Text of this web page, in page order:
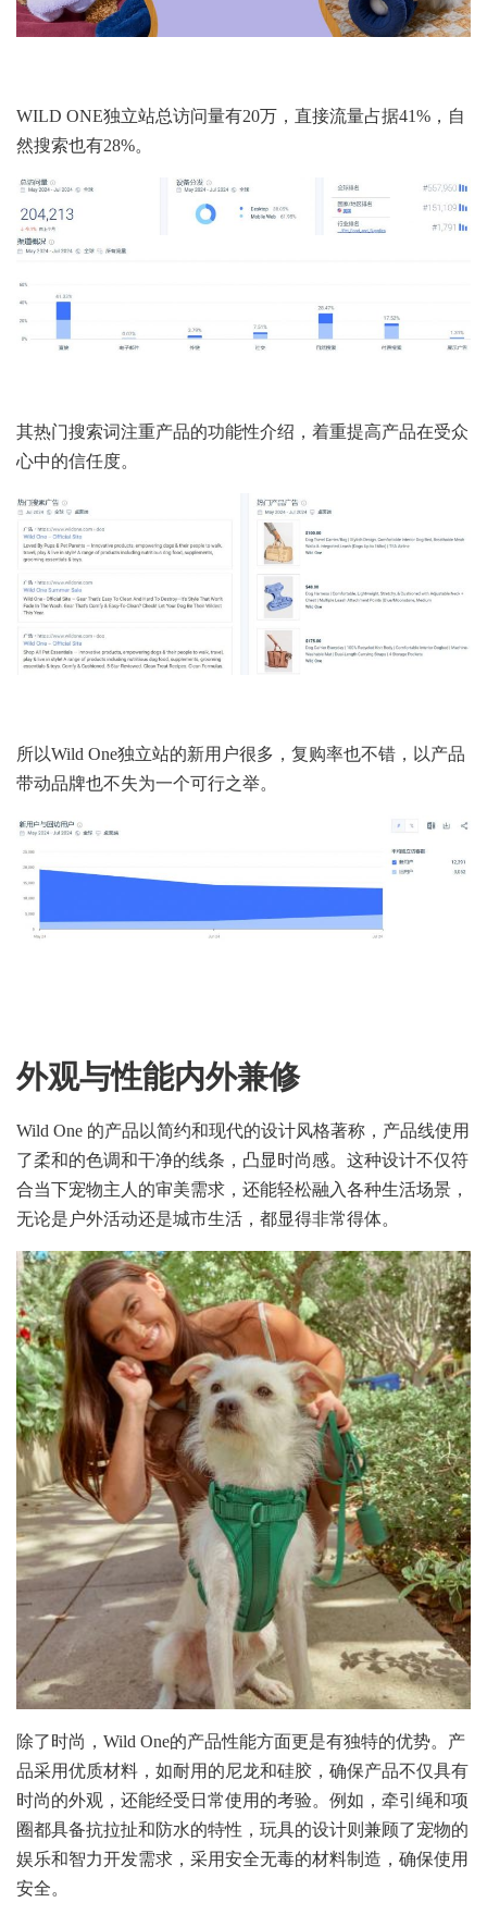
WILD ONE独立站总访问量有20万，直接流量占据41%，自
然搜索也有28%。
其热门搜索词注重产品的功能性介绍，着重提高产品在受众
心中的信任度。
所以Wild One独立站的新用户很多，复购率也不错，以产品
带动品牌也不失为一个可行之举。
外观与性能内外兼修
Wild One 的产品以简约和现代的设计风格著称，产品线使用
了柔和的色调和干净的线条，凸显时尚感。这种设计不仅符
合当下宠物主人的审美需求，还能轻松融入各种生活场景，
无论是户外活动还是城市生活，都显得非常得体。
除了时尚，Wild One的产品性能方面更是有独特的优势。产
品采用优质材料，如耐用的尼龙和硅胶，确保产品不仅具有
时尚的外观，还能经受日常使用的考验。例如，牵引绳和项
圈都具备抗拉扯和防水的特性，玩具的设计则兼顾了宠物的
娱乐和智力开发需求，采用安全无毒的材料制造，确保使用
安全。